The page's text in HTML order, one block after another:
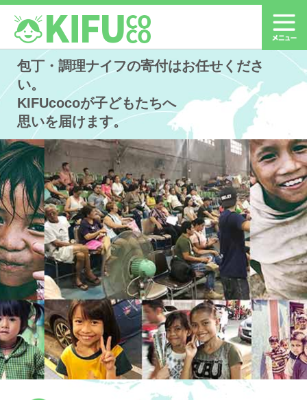
包丁・調理ナイフの寄付はお任せくださ
い。
KIFUcocoが子どもたちへ
思いを届けます。